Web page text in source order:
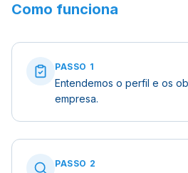
Como funciona
PASSO 1
Entendemos o perfil e os
empresa.
PASSO 2